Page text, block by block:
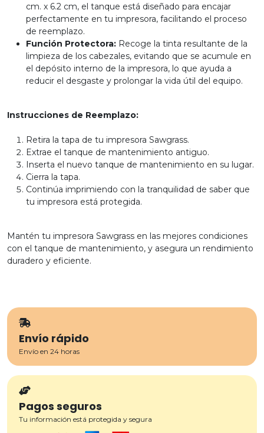
cm. x 6.2 cm, el tanque está diseñado para encajar
perfectamente en tu impresora, facilitando el proceso
de reemplazo.
Función Protectora: Recoge la tinta resultante de la
limpieza de los cabezales, evitando que se acumule en
el depósito interno de la impresora, lo que ayuda a
reducir el desgaste y prolongar la vida útil del equipo.
Instrucciones de Reemplazo:
Retira la tapa de tu impresora Sawgrass.
Extrae el tanque de mantenimiento antiguo.
Inserta el nuevo tanque de mantenimiento en su lugar.
Cierra la tapa.
Continúa imprimiendo con la tranquilidad de saber que
tu impresora está protegida.
Mantén tu impresora Sawgrass en las mejores condiciones
con el tanque de mantenimiento, y asegura un rendimiento
duradero y eficiente.
Envío rápido
Envío en 24 horas
Pagos seguros
Tu información está protegida y segura